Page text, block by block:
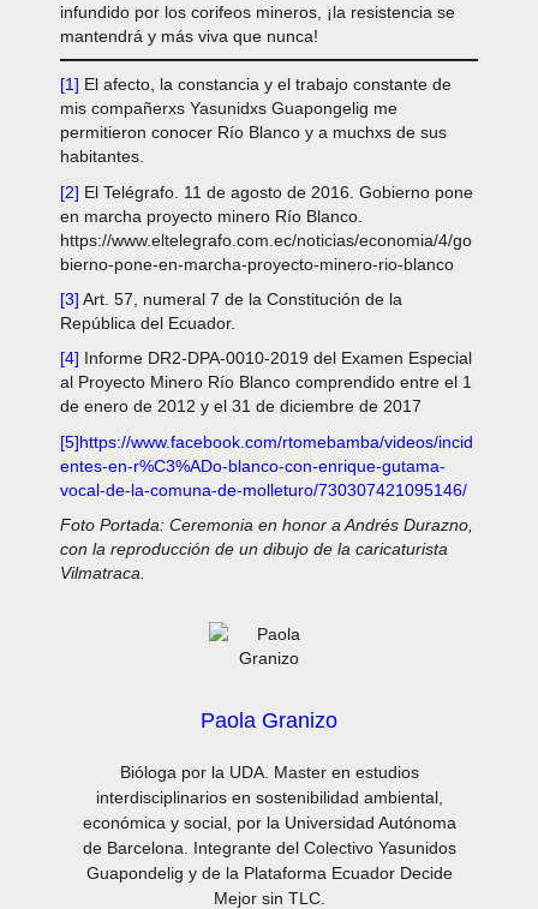
infundido por los corifeos mineros, ¡la resistencia se
mantendrá y más viva que nunca!
[1] El afecto, la constancia y el trabajo constante de
mis compañerxs Yasunidxs Guapongelig me
permitieron conocer Río Blanco y a muchxs de sus
habitantes.
[2] El Telégrafo. 11 de agosto de 2016. Gobierno pone
en marcha proyecto minero Río Blanco.
https://www.eltelegrafo.com.ec/noticias/economia/4/go
bierno-pone-en-marcha-proyecto-minero-rio-blanco
[3] Art. 57, numeral 7 de la Constitución de la
República del Ecuador.
[4] Informe DR2-DPA-0010-2019 del Examen Especial
al Proyecto Minero Río Blanco comprendido entre el 1
de enero de 2012 y el 31 de diciembre de 2017
[5]https://www.facebook.com/rtomebamba/videos/incid
entes-en-r%C3%ADo-blanco-con-enrique-gutama-
vocal-de-la-comuna-de-molleturo/730307421095146/
Foto Portada: Ceremonia en honor a Andrés Durazno,
con la reproducción de un dibujo de la caricaturista
Vilmatraca.
Paola Granizo
Bióloga por la UDA. Master en estudios
interdisciplinarios en sostenibilidad ambiental,
económica y social, por la Universidad Autónoma
de Barcelona. Integrante del Colectivo Yasunidos
Guapondelig y de la Plataforma Ecuador Decide
Mejor sin TLC.